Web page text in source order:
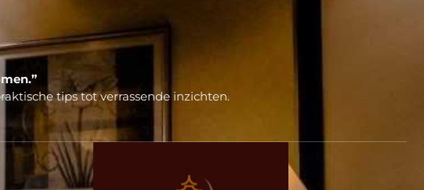
tips tot verrassende inzichten.